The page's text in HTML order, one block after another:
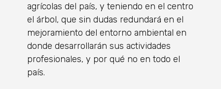
agrícolas del país, y teniendo en el centro
el árbol, que sin dudas redundará en el
mejoramiento del entorno ambiental en
donde desarrollarán sus actividades
profesionales, y por qué no en todo el
país.